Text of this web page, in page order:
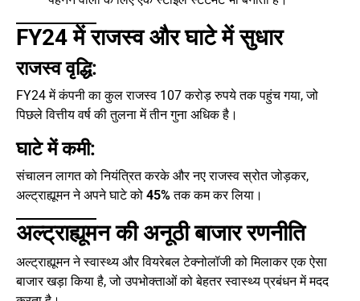
FY24 में राजस्व और घाटे में सुधार
राजस्व वृद्धि:
FY24 में कंपनी का कुल राजस्व 107 करोड़ रुपये तक पहुंच गया, जो
पिछले वित्तीय वर्ष की तुलना में तीन गुना अधिक है।
घाटे में कमी:
संचालन लागत को नियंत्रित करके और नए राजस्व स्रोत जोड़कर,
अल्ट्राह्यूमन ने अपने घाटे को 45%तक कम कर लिया।
अल्ट्राह्यूमन की अनूठी बाजार रणनीति
अल्ट्राह्यूमन ने स्वास्थ्य और वियरेबल टेक्नोलॉजी को मिलाकर एक ऐसा
बाजार खड़ा किया है, जो उपभोक्ताओं को बेहतर स्वास्थ्य प्रबंधन में मदद